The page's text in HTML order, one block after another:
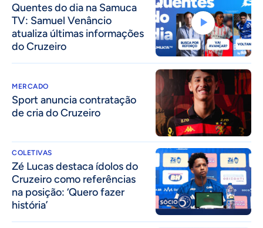
Quentes do dia na Samuca
TV: Samuel Venâncio
atualiza últimas informações
do Cruzeiro
MERCADO
Sport anuncia contratação
de cria do Cruzeiro
COLETIVAS
Zé Lucas destaca ídolos do
Cruzeiro como referências
na posição: ‘Quero fazer
história’